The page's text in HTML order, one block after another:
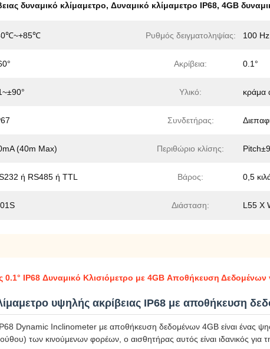
δυναμικό κλίμαμετρο, Δυναμικό κλίμαμετρο IP68, 4GB
Ρυθμός δειγματοληψίας: 100 Hz
Ακρίβεια: 0.1°
Υλικό: κράμα
Συνδετήρας:
(40m Max) Περιθώριο κλίσης:
ή RS485 ή TTL Βάρος: 0,5
Διάσταση: L55 Χ
0.1° IP68 Δυναμικό Κλισιόμετρο με 4GB Αποθήκευση
υψηλής ακρίβειας IP68 με αποθήκευση
Dynamic Inclinometer με αποθήκευση δεδομένων 4GB είναι ένας
των κινούμενων φορέων, ο αισθητήρας αυτός είναι ιδανικός